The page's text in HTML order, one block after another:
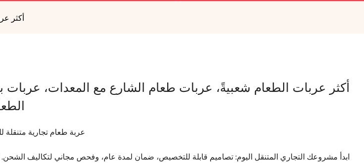
أكثر
أكثر عربات الطعام شعبيةً، عربات طعام الشارع مع المعدات، عربات
عربة طعام تجارية متنقلة
ابدأ مشروعك التجاري المتنقل اليوم: تصاميم قابلة للتخصيص، ضمان لمدة عام، وفحص مجاني لتكاليف